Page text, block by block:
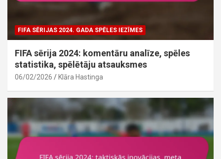
FIFA SĒRIJAS 2024. GADA SPĒLES IEZĪMES
FIFA sērija 2024: komentāru analīze, spēles
statistika, spēlētāju atsauksmes
06/02/2026 Klāra Hastinga